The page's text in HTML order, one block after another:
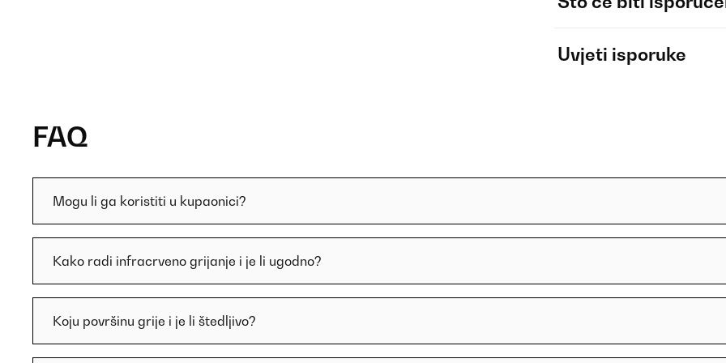
Uvjeti isporuke
FAQ
Mogu li ga koristiti u kupaonici?
Kako radi infracrveno grijanje i je li ugodno?
Koju površinu grije i je li štedljivo?